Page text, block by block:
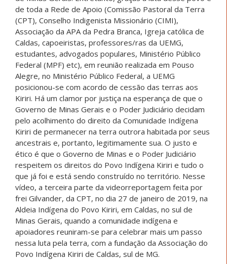
de toda a Rede de Apoio (Comissão Pastoral da Terra
(CPT), Conselho Indigenista Missionário (CIMI),
Associação da APA da Pedra Branca, Igreja católica de
Caldas, capoeiristas, professores/ras da UEMG,
estudantes, advogados populares, Ministério Público
Federal (MPF) etc), em reunião realizada em Pouso
Alegre, no Ministério Público Federal, a UEMG
posicionou-se com acordo de cessão das terras aos
Kiriri. Há um clamor por justiça na esperança de que o
Governo de Minas Gerais e o Poder Judiciário decidam
pelo acolhimento do direito da Comunidade Indígena
Kiriri de permanecer na terra outrora habitada por seus
ancestrais e, portanto, legitimamente sua. O justo e
ético é que o Governo de Minas e o Poder Judiciário
respeitem os direitos do Povo Indígena Kiriri e tudo o
que já foi e está sendo construído no território. Nesse
vídeo, a terceira parte da videorreportagem feita por
frei Gilvander, da CPT, no dia 27 de janeiro de 2019, na
Aldeia Indígena do Povo Kiriri, em Caldas, no sul de
Minas Gerais, quando a comunidade indígena e
apoiadores reuniram-se para celebrar mais um passo
nessa luta pela terra, com a fundação da Associação do
Povo Indígena Kiriri de Caldas, sul de MG.